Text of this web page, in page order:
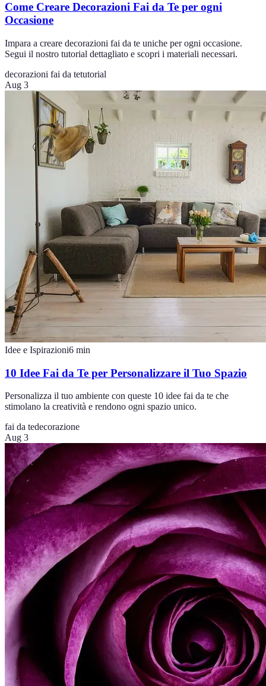
Come Creare Decorazioni Fai da Te per ogni
Occasione
Impara a creare decorazioni fai da te uniche per ogni occasione.
Segui il nostro tutorial dettagliato e scopri i materiali necessari.
decorazioni fai da tetutorial
Aug 3
Idee e Ispirazioni6 min
10 Idee Fai da Te per Personalizzare il Tuo Spazio
Personalizza il tuo ambiente con queste 10 idee fai da te che
stimolano la creatività e rendono ogni spazio unico.
fai da tedecorazione
Aug 3